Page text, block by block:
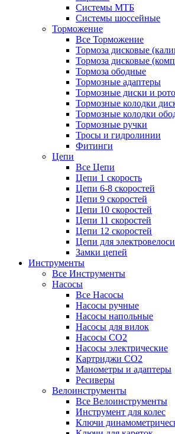
Системы МТБ
Системы шоссейные
Торможение
Все Торможение
Тормоза дисковые
Тормоза дисковые
Тормоза ободные
Тормозные адаптеры
Тормозные диски и
Тормозные колодки
Тормозные колодки
Тормозные ручки
Тросы и гидролинии
Фитинги
Цепи
Все Цепи
Цепи 1 скорость
Цепи 6-8 скоростей
Цепи 9 скоростей
Цепи 10 скоростей
Цепи 11 скоростей
Цепи 12 скоростей
Цепи для
Замки цепей
Инструменты
Все Инструменты
Насосы
Все Насосы
Насосы ручные
Насосы напольные
Насосы для вилок
Насосы CO2
Насосы электрические
Картриджи CO2
Манометры и адаптеры
Ресиверы
Велоинструменты
Все Велоинструменты
Инструмент для колес
Ключи